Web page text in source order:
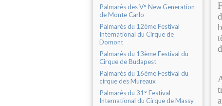
Palmarès des V° New Generation
de Monte Carlo
Palmarès du 12ème Festival
International du Cirque de
Domont
Palmarès du 13ème Festival du
Cirque de Budapest
Palmarès du 16ème Festival du
cirque des Mureaux
Palmarès du 31° Festival
International du Cirque de Massy